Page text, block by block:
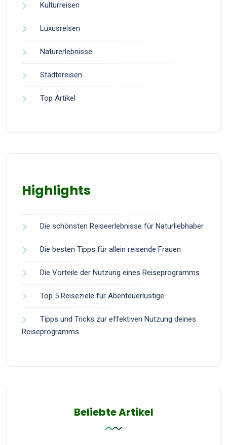
Kulturreisen
Luxusreisen
Naturerlebnisse
Städtereisen
Top Artikel
Highlights
Die schönsten Reiseerlebnisse für Naturliebhaber
Die besten Tipps für allein reisende Frauen
Die Vorteile der Nutzung eines Reiseprogramms
Top 5 Reiseziele für Abenteuerlustige
Tipps und Tricks zur effektiven Nutzung deines
Reiseprogramms
Beliebte Artikel